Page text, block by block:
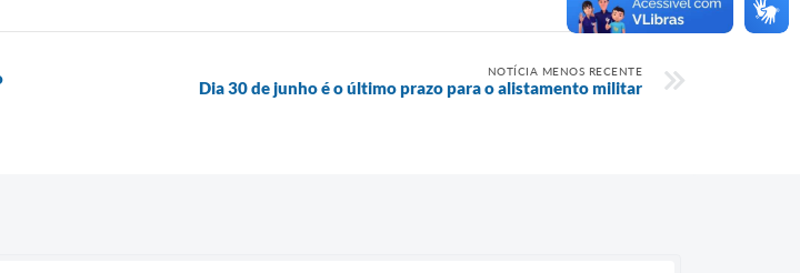
NOTÍCIA MENOS RECENTE
Dia 30 de junho é o último prazo para o alistamento militar